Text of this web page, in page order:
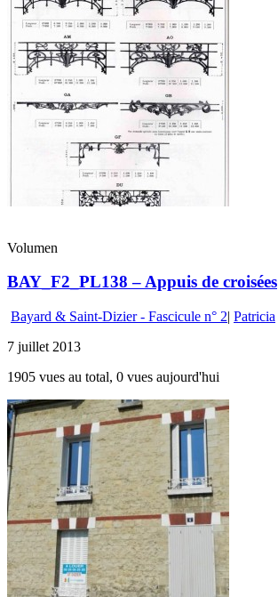
Volumen
BAY_F2_PL138 – Appuis de croisées
Bayard & Saint-Dizier - Fascicule n° 2| Patricia
7 juillet 2013
1905 vues au total, 0 vues aujourd'hui